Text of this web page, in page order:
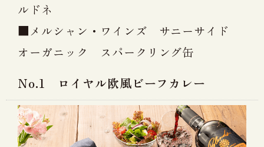
ルドネ
■メルシャン・ワインズ サニーサイド
オーガニック スパークリング缶
No.1 ロイヤル欧風ビーフカレー